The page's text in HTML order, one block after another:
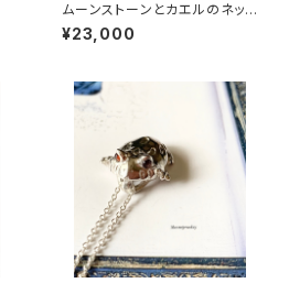
ムーンストーンとカエルのネック
レス
¥23,000